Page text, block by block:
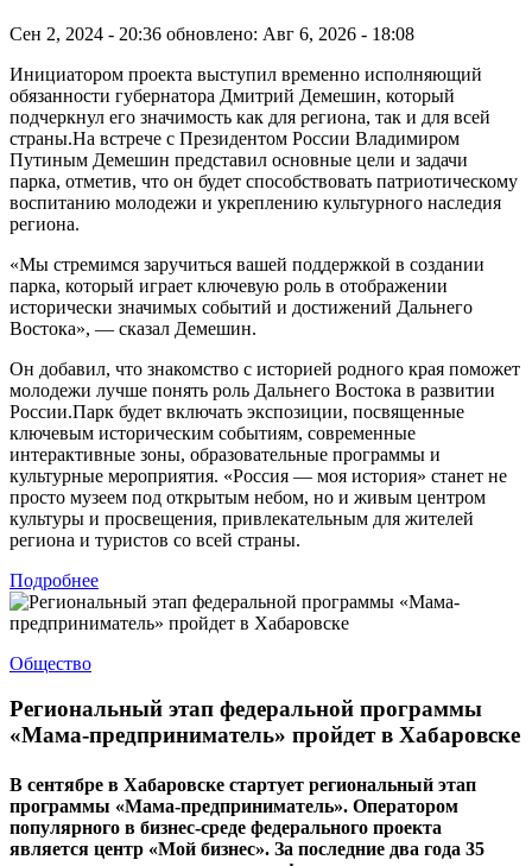
Сен 2, 2024 - 20:36 обновлено: Авг 6, 2026 - 18:08
Инициатором проекта выступил временно исполняющий
обязанности губернатора Дмитрий Демешин, который
подчеркнул его значимость как для региона, так и для всей
страны.На встрече с Президентом России Владимиром
Путиным Демешин представил основные цели и задачи
парка, отметив, что он будет способствовать патриотическому
воспитанию молодежи и укреплению культурного наследия
региона.
«Мы стремимся заручиться вашей поддержкой в создании
парка, который играет ключевую роль в отображении
исторически значимых событий и достижений Дальнего
Востока», — сказал Демешин.
Он добавил, что знакомство с историей родного края поможет
молодежи лучше понять роль Дальнего Востока в развитии
России.Парк будет включать экспозиции, посвященные
ключевым историческим событиям, современные
интерактивные зоны, образовательные программы и
культурные мероприятия. «Россия — моя история» станет не
просто музеем под открытым небом, но и живым центром
культуры и просвещения, привлекательным для жителей
региона и туристов со всей страны.
Подробнее
Общество
Региональный этап федеральной программы
«Мама-предприниматель» пройдет в Хабаровске
В сентябре в Хабаровске стартует региональный этап
программы «Мама-предприниматель». Оператором
популярного в бизнес-среде федерального проекта
является центр «Мой бизнес». За последние два года 35